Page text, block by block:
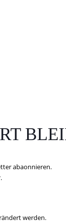
abaonnieren.
werden.